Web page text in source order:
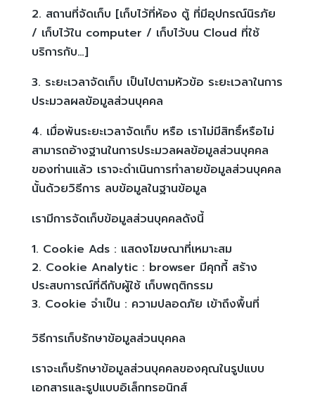
2. สถานที่จัดเก็บ [เก็บไว้ที่ห้อง ตู้ ที่มีอุปกรณ์นิรภัย
/ เก็บไว้ใน computer / เก็บไว้บน Cloud ที่ใช้
บริการกับ…]
3. ระยะเวลาจัดเก็บ เป็นไปตามหัวข้อ ระยะเวลาในการ
ประมวลผลข้อมูลส่วนบุคคล
4. เมื่อพ้นระยะเวลาจัดเก็บ หรือ เราไม่มีสิทธิ์หรือไม่
สามารถอ้างฐานในการประมวลผลข้อมูลส่วนบุคคล
ของท่านแล้ว เราจะดำเนินการทำลายข้อมูลส่วนบุคคล
นั้นด้วยวิธีการ ลบข้อมูลในฐานข้อมูล
เรามีการจัดเก็บข้อมูลส่วนบุคคลดังนี้
Cookie Ads : แสดงโฆษณาที่เหมาะสม
Cookie Analytic : browser มีคุกกี้ สร้าง
ประสบการณ์ที่ดีกับผู้ใช้ เก็บพฤติกรรม
Cookie จำเป็น : ความปลอดภัย เข้าถึงพื้นที่
วิธีการเก็บรักษาข้อมูลส่วนบุคคล
เราจะเก็บรักษาข้อมูลส่วนบุคคลของคุณในรูปแบบ
เอกสารและรูปแบบอิเล็กทรอนิกส์